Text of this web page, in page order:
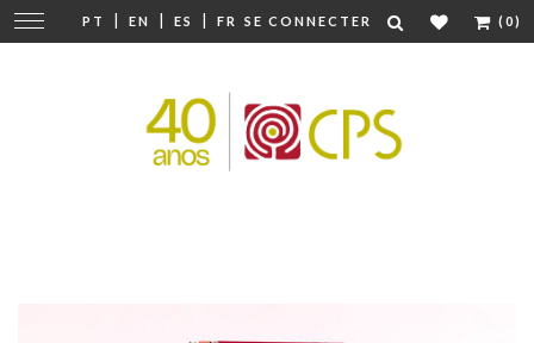
PT | EN | ES | FR SE CONNECTER (0)
Modifier
la